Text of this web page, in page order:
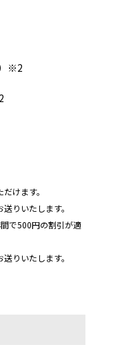
※2
けます。
りいたします。
で500円の割引が適
りいたします。